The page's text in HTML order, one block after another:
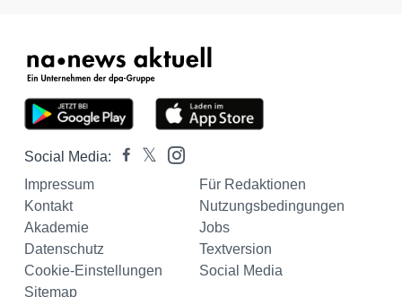
Social Media:
Impressum
Für Redaktionen
Kontakt
Nutzungsbedingungen
Akademie
Jobs
Datenschutz
Textversion
Cookie-Einstellungen
Social Media
Sitemap